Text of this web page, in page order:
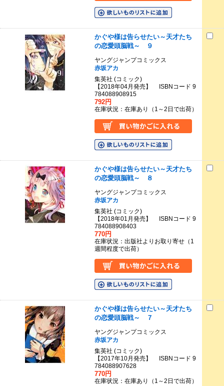
かぐや様は告らせたい～天才たち
の恋愛頭脳戦～ ９
ヤングジャンプコミックス
赤坂アカ
集英社 (コミック)
【2018年04月発売】 ISBNコード 9
784088908915
792円
在庫状況：在庫あり（1～2日で出荷）
かぐや様は告らせたい～天才たち
の恋愛頭脳戦～ ８
ヤングジャンプコミックス
赤坂アカ
集英社 (コミック)
【2018年01月発売】 ISBNコード 9
784088908403
770円
在庫状況：出版社よりお取り寄せ（1
週間程度で出荷）
かぐや様は告らせたい～天才たち
の恋愛頭脳戦～ ７
ヤングジャンプコミックス
赤坂アカ
集英社 (コミック)
【2017年10月発売】 ISBNコード 9
784088907628
770円
在庫状況：在庫あり（1～2日で出荷）